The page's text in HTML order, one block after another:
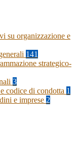
su organizzazione e
141
strategico-
3
codice di condotta 1
e imprese 2